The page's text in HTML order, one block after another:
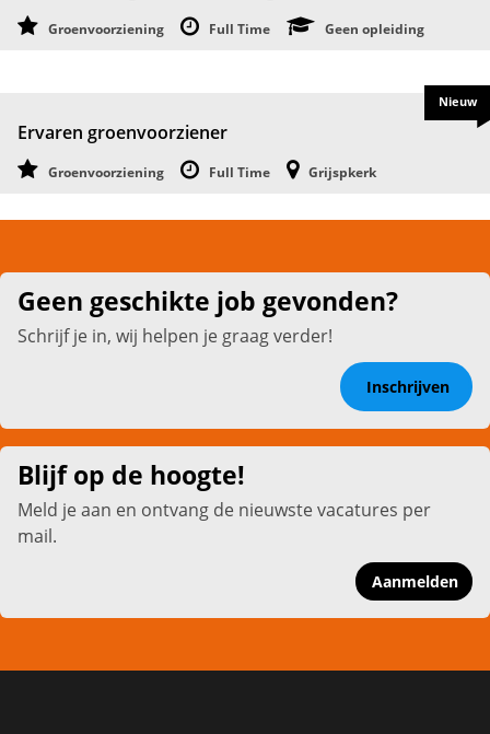
Groenvoorziening Full Time Geen opleiding
Ervaren groenvoorziener
Groenvoorziening Full Time Grijspkerk
Nieuw
Geen geschikte job gevonden?
Schrijf je in, wij helpen je graag verder!
Inschrijven
Blijf op de hoogte!
Meld je aan en ontvang de nieuwste vacatures per
mail.
Aanmelden